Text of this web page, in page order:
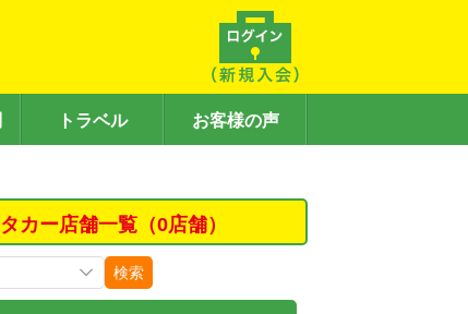
トラベル お客様の声
カー店舗一覧（0店舗）
検索